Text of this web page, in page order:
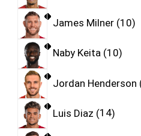
James Milner 10
Naby Keita 10
Jordan Henderson
Luis Diaz 14